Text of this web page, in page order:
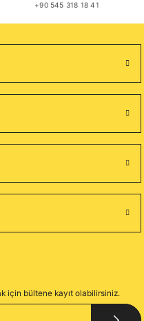
+90 545 318 18 41
için bültene kayıt olabilirsiniz.